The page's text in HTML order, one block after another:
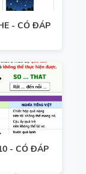
- CÓ ĐÁP
- CÓ ĐÁP